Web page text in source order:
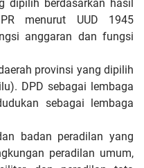
dipilih berdasarkan hasil
menurut UUD 1945
anggaran dan fungsi
provinsi yang dipilih
DPD sebagai lembaga
sebagai lembaga
badan peradilan yang
peradilan umum,